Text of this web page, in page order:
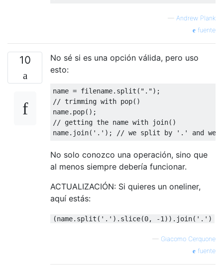
— Andrew Plank
fuente
10
No sé si es una opción válida, pero uso
esto:
name = filename. split ( ".");
// trimming with pop()
name. pop();
// getting the name with join()
name. join( '.' ); // we split by '.' and we
No solo conozco una operación, sino que
al menos siempre debería funcionar.
ACTUALIZACIÓN: Si quieres un oneliner,
aquí estás:
(name.split('.').slice(0, -1)).join('.')
— Giacomo Cerquone
fuente